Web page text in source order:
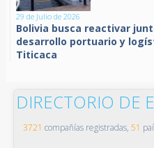
29 de Julio de 2026
Bolivia busca reactivar
desarrollo portuario y
Titicaca
DIRECTORIO DE
3721 compañías registradas, 51